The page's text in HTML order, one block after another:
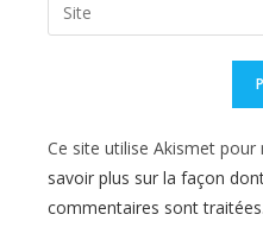
comment
address
l’URL
(facultatif)
Ce site utilise Akismet pour
savoir plus sur la façon
commentaires sont traitées